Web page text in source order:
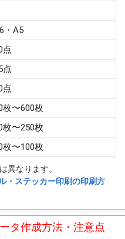
・A5
点
点
点
枚〜600枚
枚〜250枚
枚〜100枚
異なります。
・ステッカー印刷の印刷方
タ作成方法・注意点